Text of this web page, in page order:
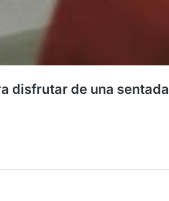
disfrutar de una sentada